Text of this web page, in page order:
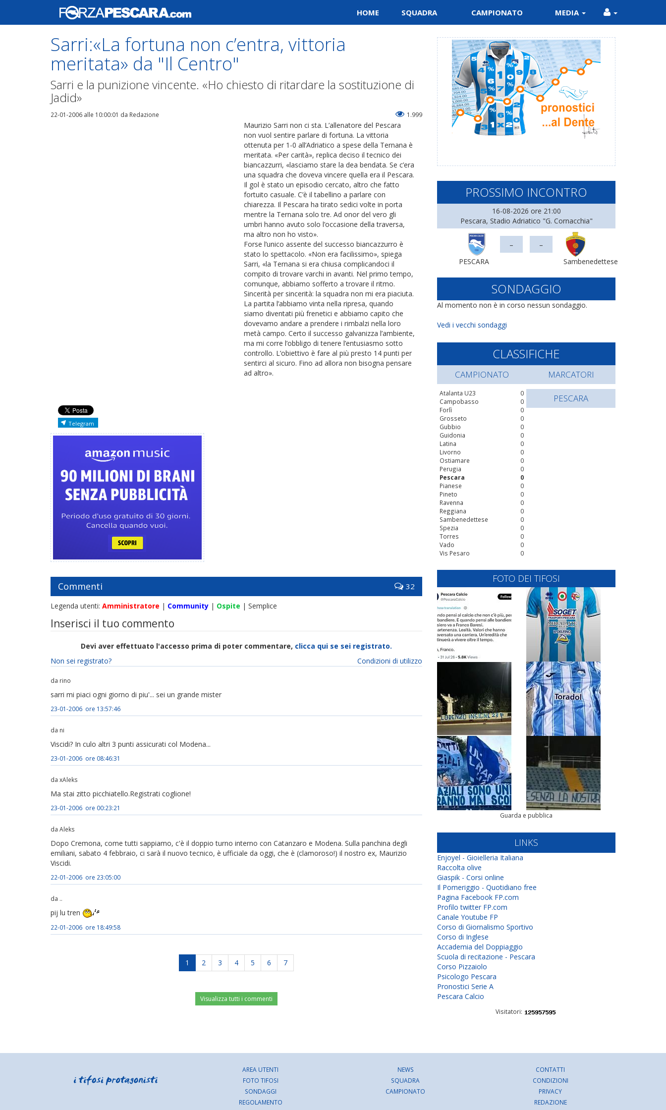
HOME SQUADRA CAMPIONATO MEDIA
Sarri:«La fortuna non c’entra, vittoria
meritata» da "Il Centro"
Sarri e la punizione vincente. «Ho chiesto di ritardare la sostituzione di
Jadid»
22-01-2006 alle 10:00:01 da Redazione 1.999
Maurizio Sarri non ci sta. L’allenatore del Pescara
non vuol sentire parlare di fortuna. La vittoria
ottenuta per 1-0 all’Adriatico a spese della Ternana è
meritata. «Per carità», replica deciso il tecnico dei
biancazzurri, «lasciamo stare la dea bendata. Se c’era
una squadra che doveva vincere quella era il Pescara.
Il gol è stato un episodio cercato, altro che fatto
fortuito casuale. C’è il tabellino a parlare con
chiarezza. Il Pescara ha tirato sedici volte in porta
mentre la Ternana solo tre. Ad onor del vero gli
umbri hanno avuto solo l’occasione della traversa,
ma altro non ho visto».
Forse l’unico assente del successo biancazzurro è
stato lo spettacolo. «Non era facilissimo», spiega
Sarri, «la Ternana si era chiusa complicandoci il
compito di trovare varchi in avanti. Nel primo tempo,
comunque, abbiamo sofferto a trovare il ritmo.
Sincerità per sincerità: la squadra non mi era piaciuta.
La partita l’abbiamo vinta nella ripresa, quando
siamo diventati più frenetici e abbiamo capito che
dovevamo andare a prendere i rimbalzi nella loro
metà campo. Certo il successo galvanizza l’ambiente,
ma mi corre l’obbligo di tenere l’entusiasmo sotto
controllo. L’obiettivo è fare al più presto 14 punti per
sentirci al sicuro. Fino ad allora non bisogna pensare
ad altro».
Telegram
Commenti 32
Legenda utenti: Amministratore | Community | Ospite | Semplice
Inserisci il tuo commento
Devi aver effettuato l'accesso prima di poter commentare, clicca qui se sei registrato.
Condizioni di utilizzo
Non sei registrato?
da rino
sarri mi piaci ogni giorno di piu'... sei un grande mister
23-01-2006 ore 13:57:46
da ni
Viscidi? In culo altri 3 punti assicurati col Modena...
23-01-2006 ore 08:46:31
da xAleks
Ma stai zitto picchiatello.Registrati coglione!
23-01-2006 ore 00:23:21
da Aleks
Dopo Cremona, come tutti sappiamo, c'è il doppio turno interno con Catanzaro e Modena. Sulla panchina degli
emiliani, sabato 4 febbraio, ci sarà il nuovo tecnico, è ufficiale da oggi, che è (clamoroso!) il nostro ex, Maurizio
Viscidi.
22-01-2006 ore 23:05:00
da ..
pij lu tren
22-01-2006 ore 18:49:58
1 2 3 4 5 6 7
Visualizza tutti i commenti
PROSSIMO INCONTRO
16-08-2026 ore 21:00
Pescara, Stadio Adriatico "G. Cornacchia"
PESCARA
- -
Sambenedettese
SONDAGGIO
Al momento non è in corso nessun sondaggio.
Vedi i vecchi sondaggi
CLASSIFICHE
CAMPIONATO
0
Atalanta U23
0
Campobasso
0
Forlì
0
Grosseto
0
Gubbio
0
Guidonia
0
Latina
0
Livorno
0
Ostiamare
0
Perugia
0
Pescara
0
Pianese
0
Pineto
0
Ravenna
0
Reggiana
0
Sambenedettese
0
Spezia
0
Torres
0
Vado
0
Vis Pesaro
MARCATORI
PESCARA
FOTO DEI TIFOSI
Guarda e pubblica
LINKS
Enjoyel - Gioielleria Italiana
Raccolta olive
Giaspik - Corsi online
Il Pomeriggio - Quotidiano free
Pagina Facebook FP.com
Profilo twitter FP.com
Canale Youtube FP
Corso di Giornalismo Sportivo
Corso di Inglese
Accademia del Doppiaggio
Scuola di recitazione - Pescara
Corso Pizzaiolo
Psicologo Pescara
Pronostici Serie A
Pescara Calcio
Visitatori:
AREA UTENTI
FOTO TIFOSI
SONDAGGI
REGOLAMENTO
NEWS
SQUADRA
CAMPIONATO
CONTATTI
CONDIZIONI
PRIVACY
REDAZIONE